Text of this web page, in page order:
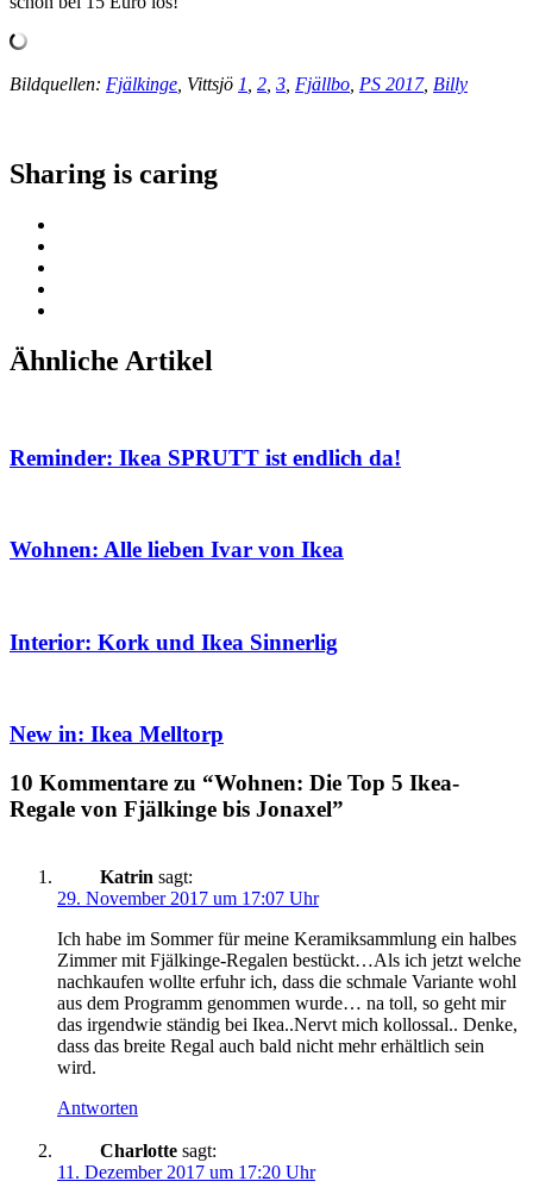
Bildquellen: Fjälkinge , Vittsjö 1 2 3 Fjällbo PS 2017, Billy
Sharing is caring
Ähnliche Artikel
Reminder: Ikea SPRUTT ist endlich da!
Wohnen: Alle lieben Ivar von Ikea
Interior: Kork und Ikea Sinnerlig
New in: Ikea Melltorp
10 Kommentare zu “Wohnen: Die Top 5 Ikea-
Regale von Fjälkinge bis Jonaxel”
Katrin sagt:
29. November 2017 um 17:07 Uhr
Ich habe im Sommer für meine Keramiksammlung ein halbes
Zimmer mit Fjälkinge-Regalen bestückt…Als ich jetzt welche
nachkaufen wollte erfuhr ich, dass die schmale Variante wohl
aus dem Programm genommen wurde… na toll, so geht mir
das irgendwie ständig bei Ikea..Nervt mich kollossal.. Denke,
dass das breite Regal auch bald nicht mehr erhältlich sein
wird.
Antworten
Charlotte sagt:
11. Dezember 2017 um 17:20 Uhr